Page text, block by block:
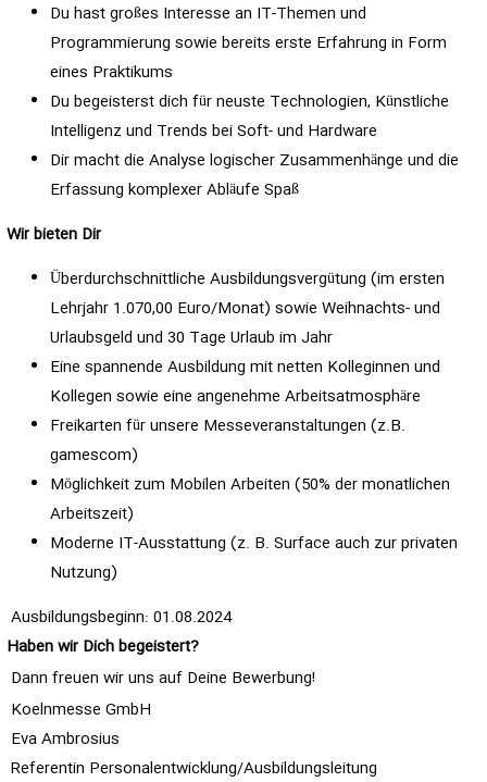
Du hast großes Interesse an IT-Themen und
Programmierung sowie bereits erste Erfahrung in Form
eines Praktikums
Du begeisterst dich für neuste Technologien, Künstliche
Intelligenz und Trends bei Soft- und Hardware
Dir macht die Analyse logischer Zusammenhänge und die
Erfassung komplexer Abläufe Spaß
Wir bieten Dir
Überdurchschnittliche Ausbildungsvergütung (im ersten
Lehrjahr 1.070,00 Euro/Monat) sowie Weihnachts- und
Urlaubsgeld und 30 Tage Urlaub im Jahr
Eine spannende Ausbildung mit netten Kolleginnen und
Kollegen sowie eine angenehme Arbeitsatmosphäre
Freikarten für unsere Messeveranstaltungen (z.B.
gamescom)
Möglichkeit zum Mobilen Arbeiten (50% der monatlichen
Arbeitszeit)
Moderne IT-Ausstattung (z. B. Surface auch zur privaten
Nutzung)
Ausbildungsbeginn: 01.08.2024
Haben wir Dich begeistert?
Dann freuen wir uns auf Deine Bewerbung!
Koelnmesse GmbH
Eva Ambrosius
Referentin Personalentwicklung/Ausbildungsleitung